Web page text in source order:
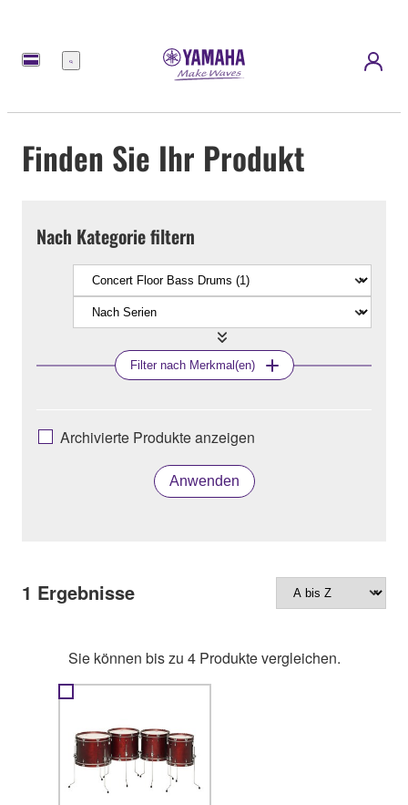
Menü
Finden Sie Ihr Produkt
Nach Kategorie filtern
Filter nach Merkmal(en)
Archivierte Produkte anzeigen
Anwenden
1 Ergebnisse
Sie können bis zu 4 Produkte vergleichen.